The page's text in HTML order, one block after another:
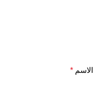
الاسم *